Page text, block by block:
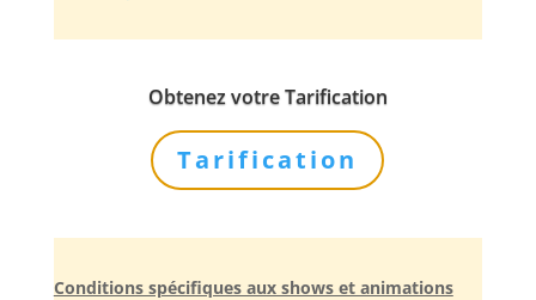
Obtenez votre Tarification
Tarification
Conditions spécifiques aux shows et animations